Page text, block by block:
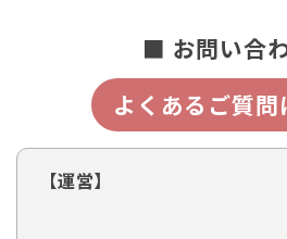
■ お問い合
よくあるご質問
【運営】